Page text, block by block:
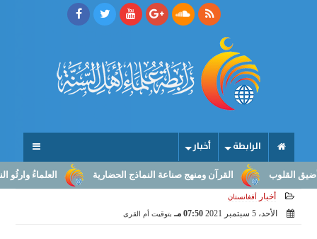
الرابطة أخبار
العلماءُ وارثُو القرآن ومنهج صناعة النماذج الحضارية
أخبار أفغانستان
الأحد، 5 سبتمبر 2021 07:50 مـ بتوقيت أم القرى